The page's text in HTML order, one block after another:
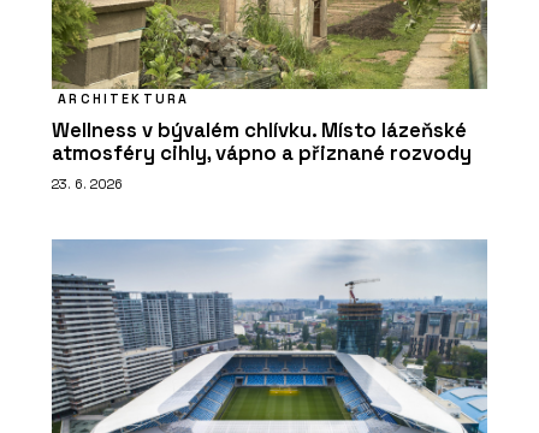
ARCHITEKTURA
Wellness v bývalém chlívku. Místo lázeňské
atmosféry cihly, vápno a přiznané rozvody
23. 6. 2026